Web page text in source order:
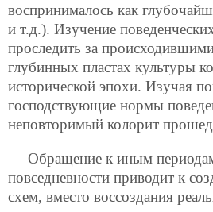
воспринималось как
и т.д.). Изучение
проследить за
глубинных пластах культуры
исторической эпохи. Изучая
господствующие нормы
неповторимый колорит
Обращение к иным
повседневности приводит к
схем, вместо воссоздания